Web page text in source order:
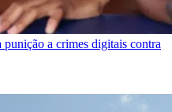
punição a crimes digitais contra